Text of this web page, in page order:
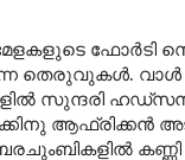
ഫോർടി
വാൾ
സുന്ദരി
ആഫ്രിക്കൻ